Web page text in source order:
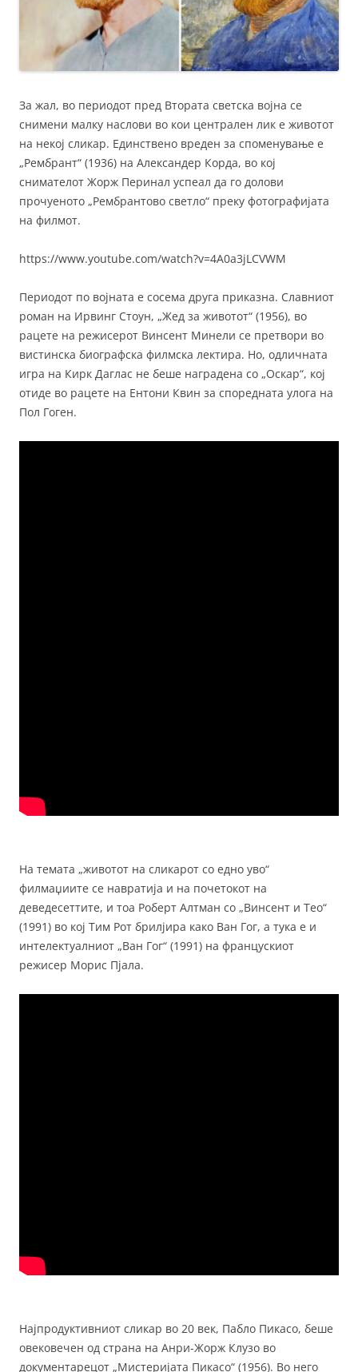
За жал, во периодот пред Втората светска војна се
снимени малку наслови во кои централен лик е животот
на некој сликар. Единствено вреден за споменување е
„Рембрант“ (1936) на Александер Корда, во кој
снимателот Жорж Перинал успеал да го долови
прочуеното „Рембрантово светло“ преку фотографијата
на филмот.
https://www.youtube.com/watch?v=4A0a3jLCVWM
Периодот по војната е сосема друга приказна. Славниот
роман на Ирвинг Стоун, „Жед за животот“ (1956), во
рацете на режисерот Винсент Минели се претвори во
вистинска биографска филмска лектира. Но, одличната
игра на Кирк Даглас не беше наградена со „Оскар“, кој
отиде во рацете на Ентони Квин за споредната улога на
Пол Гоген.
На темата „животот на сликарот со едно уво“
филмаџиите се навратија и на почетокот на
деведесеттите, и тоа Роберт Алтман со „Винсент и Тео“
(1991) во кој Тим Рот брилјира како Ван Гог, а тука е и
интелектуалниот „Ван Гог“ (1991) на францускиот
режисер Морис Пјала.
Најпродуктивниот сликар во 20 век, Пабло Пикасо, беше
овековечен од страна на Анри-Жорж Клузо во
документарецот „Мистеријата Пикасо“ (1956). Во него